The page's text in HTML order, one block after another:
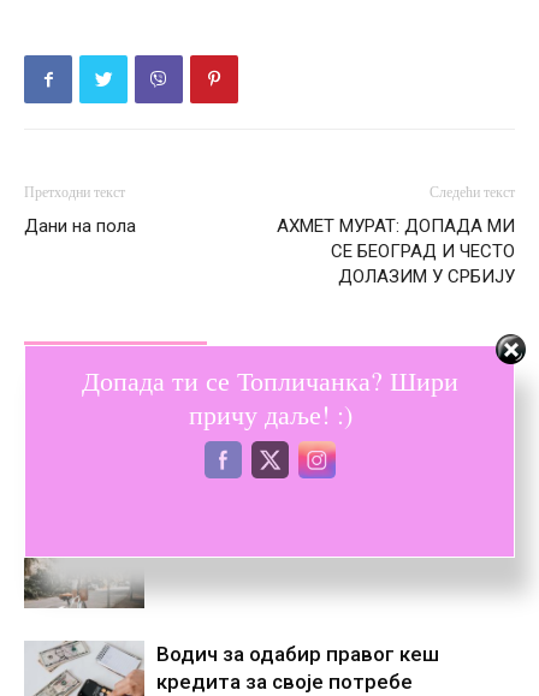
Претходни текст
Дани на пола
Следећи текст
АХМЕТ МУРАТ: ДОПАДА МИ
СЕ БЕОГРАД И ЧЕСТО
ДОЛАЗИМ У СРБИЈУ
Расветљени злочини – Свако, ко је
нико, једном постане некo
Водич за одабир правог кеш
кредита за своје потребе
Допада ти се Топличанка? Шири
причу даље! :)